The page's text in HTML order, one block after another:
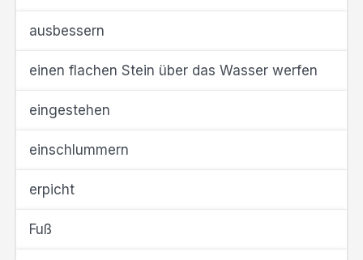
ausbessern
einen flachen Stein über das Wasser werfen
eingestehen
einschlummern
erpicht
Fuß